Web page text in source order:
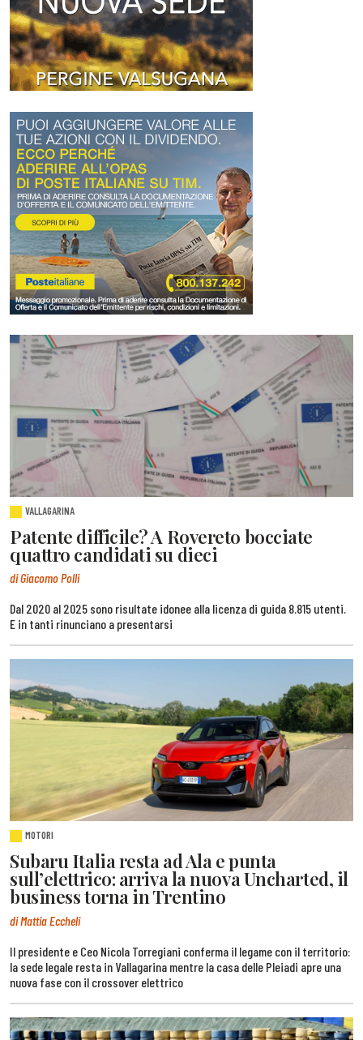
VALLAGARINA
Patente difficile? A Rovereto bocciate
quattro candidati su dieci
di Giacomo Polli
Dal 2020 al 2025 sono risultate idonee alla licenza di guida 8.815 utenti.
E in tanti rinunciano a presentarsi
MOTORI
Subaru Italia resta ad Ala e punta
sull’elettrico: arriva la nuova Uncharted, il
business torna in Trentino
di Mattia Eccheli
Il presidente e Ceo Nicola Torregiani conferma il legame con il territorio:
la sede legale resta in Vallagarina mentre la casa delle Pleiadi apre una
nuova fase con il crossover elettrico